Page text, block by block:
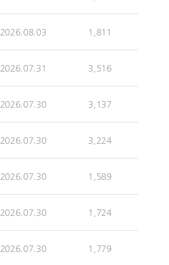
2026.08.03 1,811
2026.07.31 3,516
2026.07.30 3,137
2026.07.30 3,224
2026.07.30 1,589
2026.07.30 1,724
2026.07.30 1,779